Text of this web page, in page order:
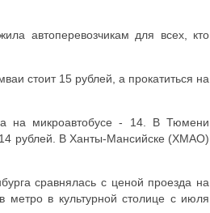
автоперевозчикам для всех, кто
стоит 15 рублей, а прокатиться на
а на микроавтобусе - 14. В Тюмени
14 рублей. В Ханты-Мансийске (ХМАО)
сравнялась с ценой проезда на
метро в культурной столице с июля